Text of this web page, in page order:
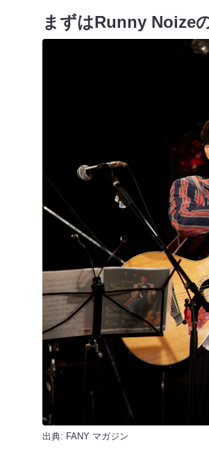
まずはRunny Noize
出典: FANY マガジン